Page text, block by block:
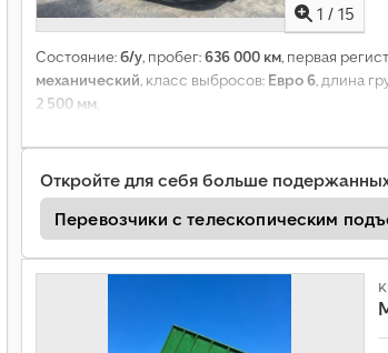
1 / 15
Состояние:б/у, пробег:636 000 км, первая
механический, класс выбросов: Евро 6, длина
2 500 мм,
Откройте для себя больше
Перевозчики с телескопическим